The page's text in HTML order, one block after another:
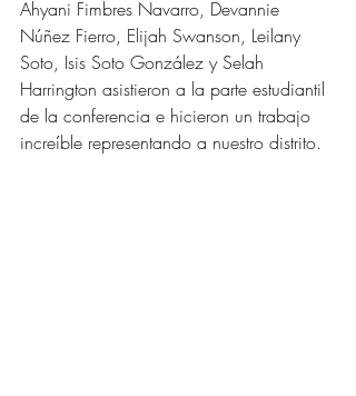
Ahyani Fimbres Navarro, Devannie
Núñez Fierro, Elijah Swanson, Leilany
Soto, Isis Soto González y Selah
Harrington asistieron a la parte estudiantil
de la conferencia e hicieron un trabajo
increíble representando a nuestro distrito.